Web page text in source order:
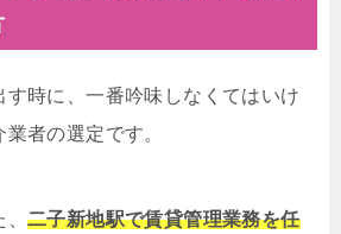
す時に、一番吟味しなくてはいけ
者の選定です。
二子新地駅で賃貸管理業務を任